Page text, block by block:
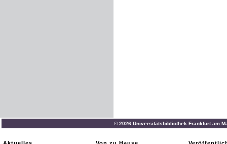
© 2026 Universitätsbibliothek Frankfurt am